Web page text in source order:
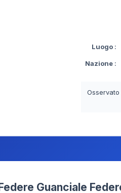
Luogo :
Nazione :
Guanciale